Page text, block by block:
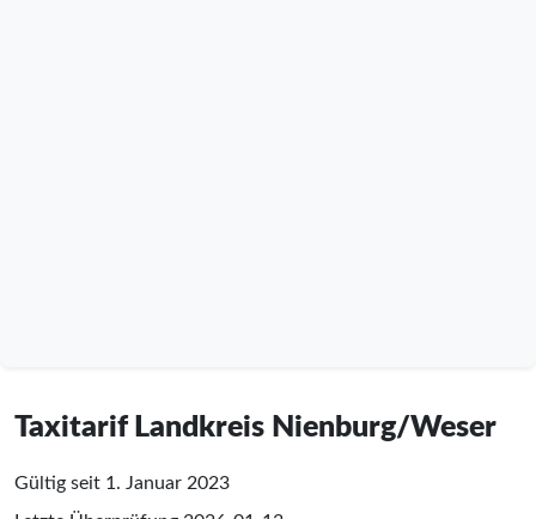
Taxitarif Landkreis Nienburg/Weser
Gültig seit 1. Januar 2023